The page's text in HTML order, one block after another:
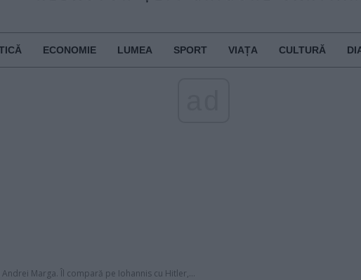
ECONOMIE LUMEA SPORT VIAȚA CULTURĂ
Marga. Îl compară pe Iohannis cu Hitler,...